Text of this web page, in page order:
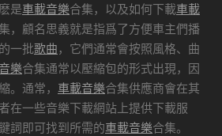
是車載音樂合集，以及如何下載車載
，顧名思義就是指爲了方便車主們播
一批歌曲 ，它們通常會按照風格、曲
樂合集通常以壓縮包的形式出現，因
。通常， 車載音樂合集供應商會在其
在一些音樂下載網站上提供下載服
詞即可找到所需的車載音樂合集。